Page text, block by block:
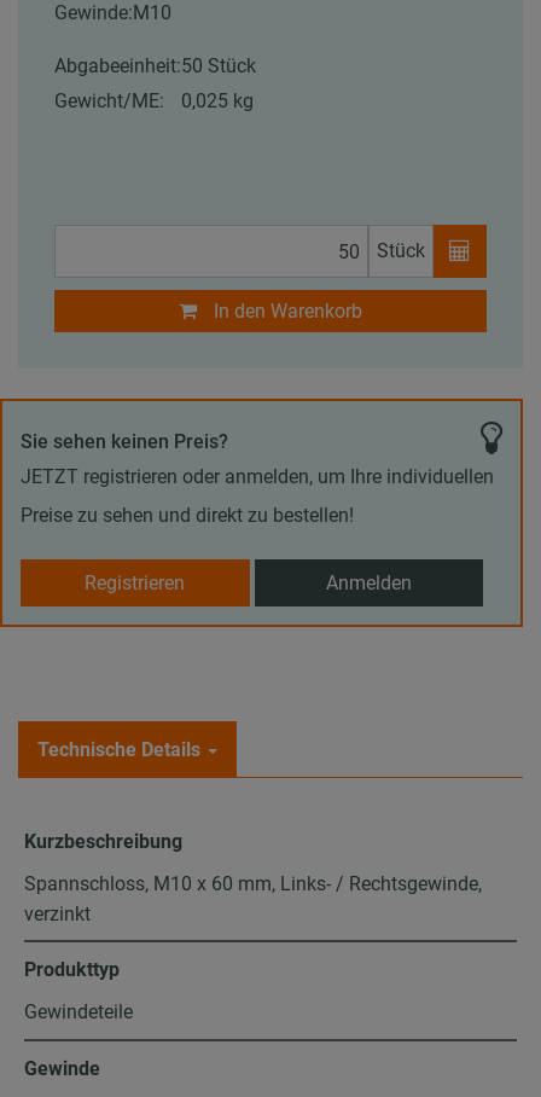
Gewinde:M10
Abgabeeinheit:50 Stück
Gewicht/ME:
0,025 kg
Stück
In den Warenkorb
Sie sehen keinen Preis?
JETZT registrieren oder anmelden, um Ihre individuellen
Preise zu sehen und direkt zu bestellen!
Registrieren Anmelden
Technische Details
Kurzbeschreibung
Spannschloss, M10 x 60 mm, Links- / Rechtsgewinde,
verzinkt
Produkttyp
Gewindeteile
Gewinde